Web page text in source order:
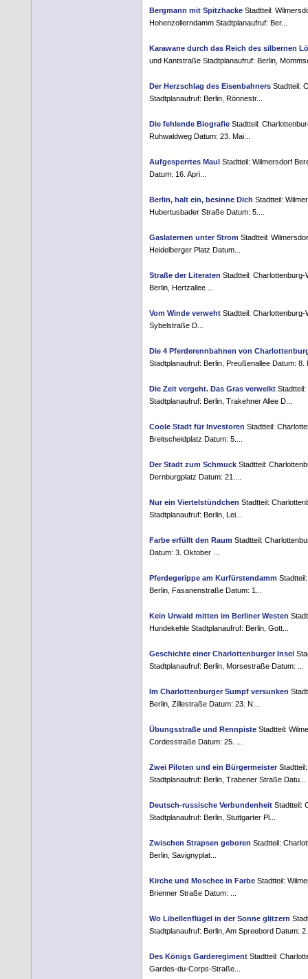
Bergmann mit Spitzhacke Stadtteil:
Hohenzollerndamm Stadtplanaufruf: Ber...
Karawane durch das Reich des silbernen
und Kantstraße Stadtplanaufruf: Berlin,
Der Herzschlag des Eisenbahners Stadtteil:
Stadtplanaufruf: Berlin, Rönnestr...
Die fehlende Biografie Stadtteil:
Ruhwaldweg Datum: 23. Mai...
Aufgesperrtes Maul Stadtteil: Wilmersdorf
Datum: 16. Apri...
Berlin, halt ein, besinne Dich Stadtteil:
Hubertusbader Straße Datum: 5....
Gaslaternen unter Strom Stadtteil:
Heidelberger Platz Datum...
Straße der Literaten Stadtteil:
Berlin, Hertzallee ...
Vom Winde verweht Stadtteil:
Sybelstraße D...
Die 4 Pferderennbahnen von
Stadtplanaufruf: Berlin, Preußenallee Datum: 8.
Die Zeit vergeht. Das Gras verwelkt
Stadtplanaufruf: Berlin, Trakehner Allee D...
Coole Stadt für Investoren Stadtteil:
Breitscheidplatz Datum: 5....
Der Stadt zum Schmuck Stadtteil:
Dernburgplatz Datum: 21....
Nur ein Viertelstündchen Stadtteil:
Stadtplanaufruf: Berlin, Lei...
Farbe erfüllt den Raum Stadtteil:
Datum: 3. Oktober ...
Pferdegerippe am Kurfürstendamm
Berlin, Fasanenstraße Datum: 1...
Kein Urwald mitten im Berliner Westen
Hundekehle Stadtplanaufruf: Berlin, Gott...
Geschichte einer Charlottenburger Insel
Stadtplanaufruf: Berlin, Morsestraße Datum: ...
Im Charlottenburger Sumpf versunken
Berlin, Zillestraße Datum: 23. N...
Übungsstraße und Rennpiste Stadtteil:
Cordesstraße Datum: 25. ...
Zwei Piloten und ein Bürgermeister
Stadtplanaufruf: Berlin, Trabener Straße Datu...
Deutsch-russische Verbundenheit Stadtteil:
Stadtplanaufruf: Berlin, Stuttgarter Pl...
Zwischen Strapsen geboren Stadtteil:
Berlin, Savignyplat...
Kirche und Moschee in Farbe Stadtteil:
Brienner Straße Datum: ...
Wo Libellenflügel in der Sonne glitzern
Stadtplanaufruf: Berlin, Am Spreebord Datum:
Des Königs Garderegiment Stadtteil:
Gardes-du-Corps-Straße...